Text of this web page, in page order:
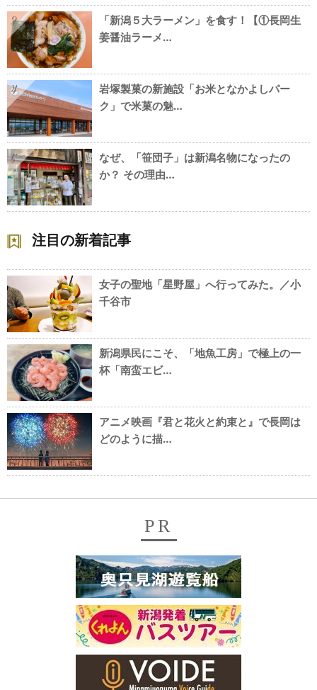
3
「新潟５大ラーメン」を食す！【①長岡生
姜醤油ラーメ…
4
岩塚製菓の新施設「お米となかよしパー
ク」で米菓の魅…
5
なぜ、「笹団子」は新潟名物になったの
か？ その理由…
注目の新着記事
女子の聖地「星野屋」へ行ってみた。／小
千谷市
新潟県民にこそ、「地魚工房」で極上の一
杯「南蛮エビ…
アニメ映画『君と花火と約束と』で長岡は
どのように描…
PR